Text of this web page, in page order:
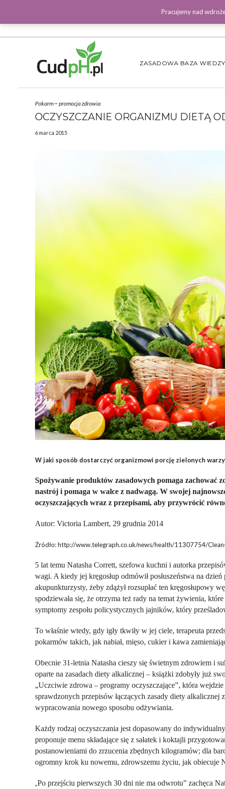
ZASADOWA BAZA WIEDZY
Pokarm~ promocja zdrowia
OCZYSZCZANIE ORGANIZMU DIETĄ
6 marca 2015
W jaki sposób dostarczyć organizmowi porcję zielonych
Spożywanie produktów zasadowych pomaga
nastrój i pomaga w walce z nadwagą. W swojej
oczyszczających wraz z przepisami, aby przywrócić
Autor: Victoria Lambert, 29 grudnia 2014
Źródło: http://www.telegraph.co.uk/news/health/11307754/
5 lat temu Natasha Corrett, szefowa kuchni i autorka
wagi. A kiedy jej kręgosłup odmówił posłuszeństwa na
akupunkturzysty, żeby zdążył rozsupłać ten kręgosłupowy
spodziewała się, że otrzyma też rady na temat żywienia,
symptomy zespołu policystycznych jajników, który
To właśnie wtedy, gdy igły tkwiły w jej ciele, terapeuta
pokarmów takich, jak nabiał, mięso, cukier i kawa
Obecnie 31-letnia Natasha cieszy się świetnym zdrowiem i
oparte na zasadach diety alkalicznej – książki zdobyły już
„Uczciwie zdrowa – programy oczyszczające”, która
sprawdzonych przepisów łączących zasady diety
wypracowania nowego sposobu odżywiania.
Każdy rodzaj oczyszczania jest dopasowany do
proponuje menu składające się z sałatek i koktajli
postanowieniami do zrzucenia zbędnych kilogramów; dla
ogromny krok ku nowemu, zdrowszemu życiu, jak obiecuje
„Po przejściu pierwszych 30 dni nie ma odwrotu” zachęca
Pracujemy nad